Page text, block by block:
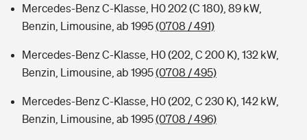
Mercedes-Benz C-Klasse, H0 202 (C 180), 89 kW,
Benzin, Limousine, ab 1995(0708 / 491)
Mercedes-Benz C-Klasse, H0 (202, C 200 K), 132 kW,
Benzin, Limousine, ab 1995(0708 / 495)
Mercedes-Benz C-Klasse, H0 (202, C 230 K), 142 kW,
Benzin, Limousine, ab 1995(0708 / 496)